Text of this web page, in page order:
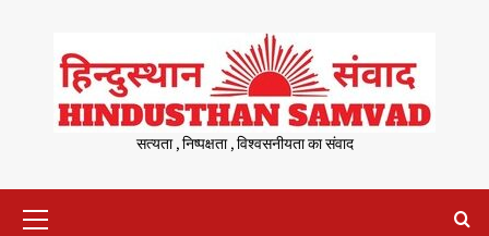
content
सत्यता , निष्पक्षता , विश्वसनीयता का संवाद
Menu